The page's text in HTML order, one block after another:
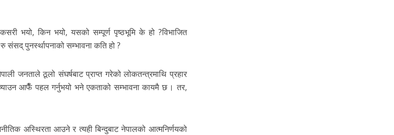
भयो, किन भयो, यसको सम्पूर्ण पृष्ठभूमि के हो ?विभाजित
संसद् पुनर्स्थापनाको सम्भावना कति हो ?
जनताले ठूलो संघर्षबाट प्राप्त गरेको लोकतन्त्रमाथि प्रहार
आफैँ पहल गर्नुभयो भने एकताको सम्भावना कायमै छ । तर,
अस्थिरता आउने र त्यही बिन्दुबाट नेपालको आत्मनिर्णयको